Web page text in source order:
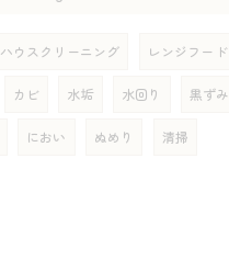
ハウスクリーニング レンジフード
カビ 水垢 水回り 黒ずみ
におい ぬめり 清掃